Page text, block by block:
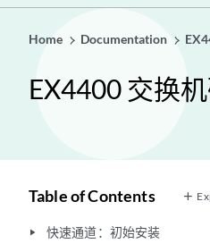
Home Documentation
EX4400 交换
Table of Contents
play_arrow 快速通道：初始安装